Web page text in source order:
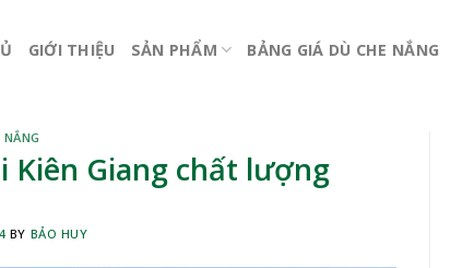
GIỚI THIỆU SẢN PHẨM BẢNG GIÁ DÙ CHE NẮNG
Kiên Giang chất lượng
BY BẢO HUY